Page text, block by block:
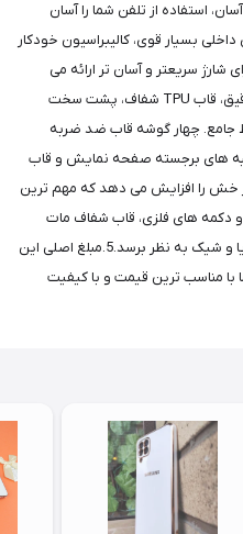
استفاده از تلفن شما را آسان
قاب گوشی 37 آهنربای داخلی بسیار قوی، کالیبراسیون خودکار
شارژ سریعتر و آسان تر ارائه می
دهد. 3. حفاظت جامع: پس از آزمایش دقیق، قاب TPU شفاف، پشت سخت
جامع. چهار گوشه قاب ضد ضربه
لبه های برجسته صفحه نمایش و قاب
خش را افزایش می دهد که مهم ترین
و دکمه های فلزی، قاب شفاف مات
شده باعث می شود گوشی شما بسیار پویا و شیک به نظر برسد.5.مبلغ اصلی این
میباشد که ما با مناسب ترین قیمت و با کیفیت